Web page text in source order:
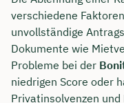
verschiedene
unvollständige
Dokumente wie
Probleme bei der
niedrigen Score oder
Privatinsolvenzen